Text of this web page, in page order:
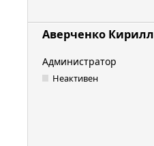
Аверченко Кирилл
Администратор
Неактивен